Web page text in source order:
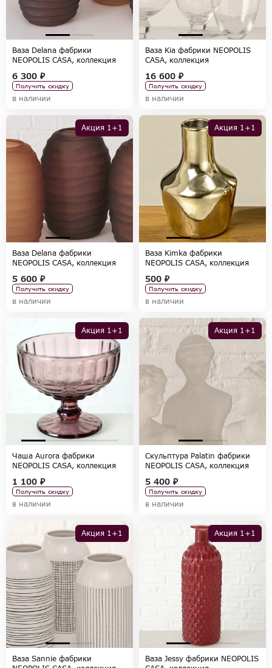
Ваза Delana фабрики
NEOPOLIS CASA, коллекция
6 300 ₽
Получить скидку
в наличии
Ваза Kia фабрики NEOPOLIS
CASA, коллекция
16 600 ₽
Получить скидку
в наличии
Акция 1+1
Ваза Delana фабрики
NEOPOLIS CASA, коллекция
5 600 ₽
Получить скидку
в наличии
Акция 1+1
Ваза Kimka фабрики
NEOPOLIS CASA, коллекция
500 ₽
Получить скидку
в наличии
Акция 1+1
Чаша Aurora фабрики
NEOPOLIS CASA, коллекция
1 100 ₽
Получить скидку
в наличии
Акция 1+1
Скульптура Palatin фабрики
NEOPOLIS CASA, коллекция
5 400 ₽
Получить скидку
в наличии
Акция 1+1
Ваза Sannie фабрики
Акция 1+1
Ваза Jessy фабрики NEOPOLIS